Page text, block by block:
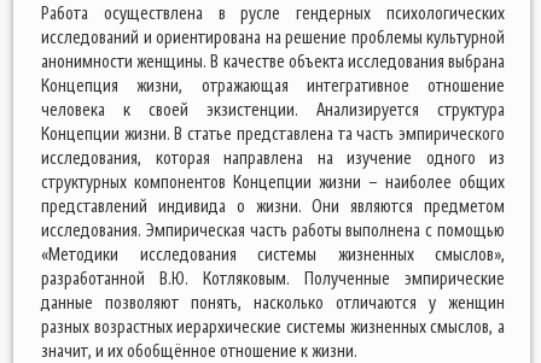
Работа осуществлена в русле гендерных психологических
исследований и ориентирована на решение проблемы культурной
анонимности женщины. В качестве объекта исследования выбрана
Концепция жизни, отражающая интегративное отношение
человека к своей экзистенции. Анализируется структура
Концепции жизни. В статье представлена та часть эмпирического
исследования, которая направлена на изучение одного из
структурных компонентов Концепции жизни – наиболее общих
представлений индивида о жизни. Они являются предметом
исследования. Эмпирическая часть работы выполнена с помощью
«Методики исследования системы жизненных смыслов»,
разработанной В.Ю. Котляковым. Полученные эмпирические
данные позволяют понять, насколько отличаются у женщин
разных возрастных иерархические системы жизненных смыслов, а
значит, и их обобщённое отношение к жизни.